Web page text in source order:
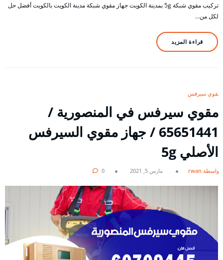
تركيب مقوي شبكة 5g بمدينة الكويت جهاز مقوي شبكة مدينة الكويت بالكويت أفضل حل
لكل من…
قراءة المزيد
مقوي سيرفس
مقوي سيرفس في المنصورية /
65651441 / جهاز مقوي السيرفس
الأصلي 5g
بواسطة rwan مارس 5, 2021 0